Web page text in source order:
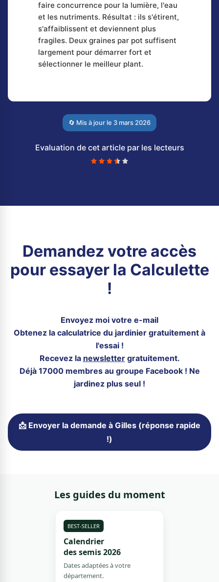
faire concurrence pour la lumière, l'eau
et les nutriments. Résultat : ils s'étirent,
s'affaiblissent et deviennent plus
fragiles. Deux graines par pot suffisent
largement pour démarrer fort et
sélectionner le meilleur plant.
🔄 Mis à jour le 3 mars 2026
Evaluation de cet article par les lecteurs
Demandez votre accès
pour essayer la Calculette
!
Envoyez moi votre e-mail
Obtenez la calculatrice du jardinier gratuitement à
l'essai !
Recevez la newslettergratuitement.
Déjà 17000 membres au groupe Facebook ! Ne
jardinez plus seul !
📩 Envoyer la demande à Gilles (réponse rapide
!)
Les guides du moment
BEST-SELLER
Calendrier
des semis 2026
Dates adaptées à votre
département.